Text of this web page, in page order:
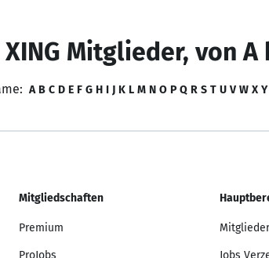
XING Mitglieder, von A
A B C D E F G H I J K L M N O P Q R S T U V W X Y
Mitgliedschaften
Premium
ProJobs Jobs